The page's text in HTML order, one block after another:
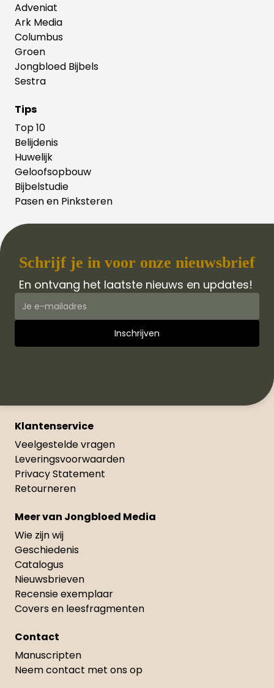
Adveniat
Ark Media
Columbus
Groen
Jongbloed Bijbels
Sestra
Tips
Top 10
Belijdenis
Huwelijk
Geloofsopbouw
Bijbelstudie
Pasen en Pinksteren
Schrijf je in voor onze nieuwsbrief
En ontvang het laatste nieuws en updates!
Klantenservice
Veelgestelde vragen
Leveringsvoorwaarden
Privacy Statement
Retourneren
Meer van Jongbloed Media
Wie zijn wij
Geschiedenis
Catalogus
Nieuwsbrieven
Recensie exemplaar
Covers en leesfragmenten
Contact
Manuscripten
Neem contact met ons op